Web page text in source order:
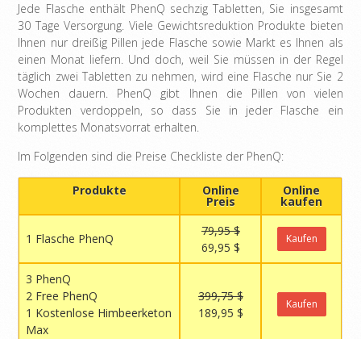
Jede Flasche enthält PhenQ sechzig Tabletten, Sie insgesamt
30 Tage Versorgung. Viele Gewichtsreduktion Produkte bieten
Ihnen nur dreißig Pillen jede Flasche sowie Markt es Ihnen als
einen Monat liefern. Und doch, weil Sie müssen in der Regel
täglich zwei Tabletten zu nehmen, wird eine Flasche nur Sie 2
Wochen dauern. PhenQ gibt Ihnen die Pillen von vielen
Produkten verdoppeln, so dass Sie in jeder Flasche ein
komplettes Monatsvorrat erhalten.
Im Folgenden sind die Preise Checkliste der PhenQ:
Produkte Online
Preis
Online
kaufen
1 Flasche PhenQ
79,95 $
69,95 $
Kaufen
3 PhenQ
2 Free PhenQ
1 Kostenlose Himbeerketon
Max
399,75 $
189,95 $
Kaufen